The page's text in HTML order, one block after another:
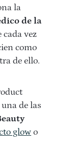
la
de la
cada vez
como
de ello.
de las
glowo